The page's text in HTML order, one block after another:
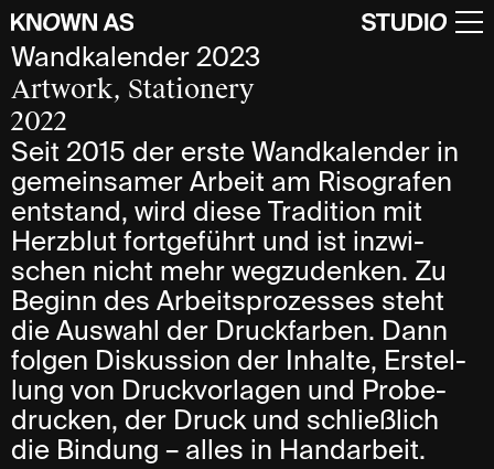
Wandkalender 2023
Artwork, Stationery
2022
Seit 2015 der erste Wand­kalen­der in
gemein­sa­mer Arbeit am Riso­grafen
ent­stand, wird diese Tra­di­tion mit
Herz­blut fort­geführt und ist inzwi­
schen nicht mehr weg­zu­denken. Zu
Beginn des Arbeits­prozesses steht
die Aus­wahl der Druck­farben. Dann
folgen Dis­kussion der Inhalte, Erstel­
lung von Druck­vorlagen und Probe­
drucken, der Druck und schließ­lich
die Bindung – alles in Handarbeit.